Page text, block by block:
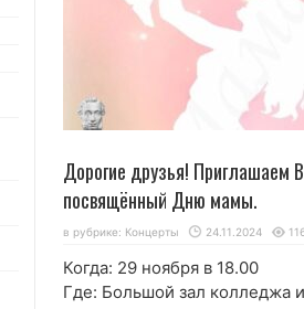
Дорогие друзья! Приглашаем
посвящённый Дню мамы.
в рубрике: Концерты 24.11.2024
Когда: 29 ноября в 18.00
Где: Большой зал колледжа